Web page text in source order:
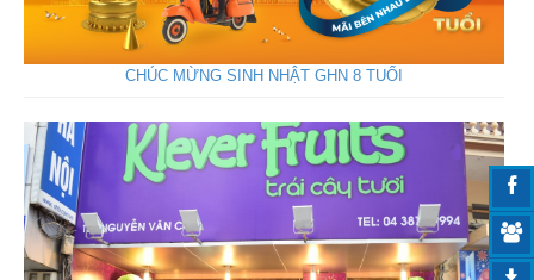
CHÚC MỪNG SINH NHẬT GHN 8 TUỔI